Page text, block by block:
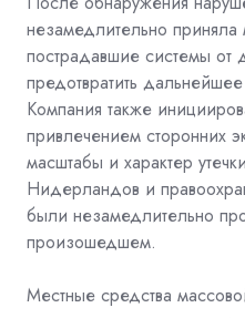
незамедлительно
пострадавшие системы от
предотвратить
Компания также
привлечением сторонних
масштабы и характер
Нидерландов и
были незамедлительно
произошедшем.
Местные средства